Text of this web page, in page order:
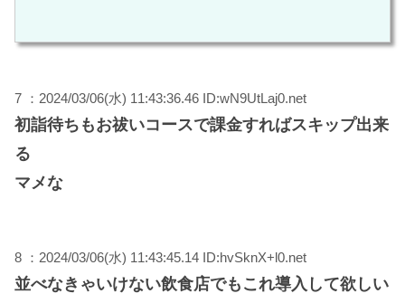
7 ：2024/03/06(水) 11:43:36.46 ID:wN9UtLaj0.net
初詣待ちもお祓いコースで課金すればスキップ出来
る
マメな
8 ：2024/03/06(水) 11:43:45.14 ID:hvSknX+l0.net
並べなきゃいけない飲食店でもこれ導入して欲しい